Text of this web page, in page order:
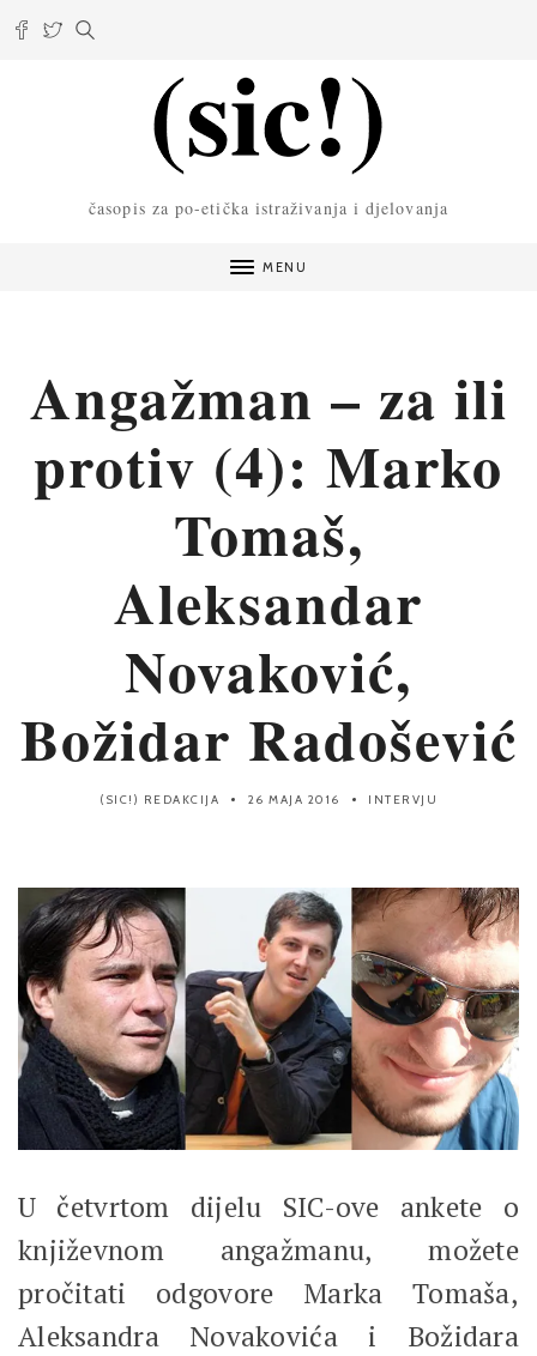
časopis za po-etička istraživanja i djelovanja
MENU
Angažman – za ili
protiv (4): Marko
Tomaš,
Aleksandar
Novaković,
Božidar Radošević
(SIC!) REDAKCIJA 26 MAJA 2016 INTERVJU
U četvrtom dijelu SIC-ove ankete o
književnom angažmanu, možete
pročitati odgovore Marka Tomaša,
Aleksandra Novakovića i Božidara